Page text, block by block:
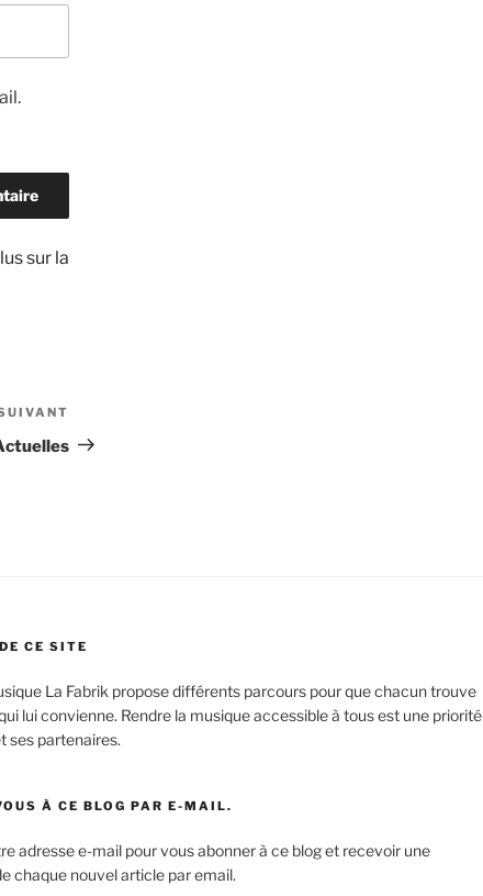
sur la
suivant
CE SITE
La Fabrik propose différents parcours pour que chacun trouve
lui convienne. Rendre la musique accessible à tous est une priorité
ses partenaires.
À CE BLOG PAR E-MAIL.
adresse e-mail pour vous abonner à ce blog et recevoir une
chaque nouvel article par email.